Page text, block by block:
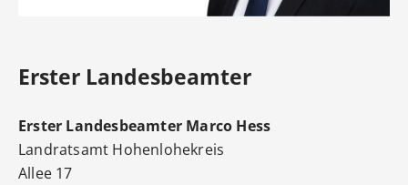
Erster Landesbeamter
Erster Landesbeamter Marco Hess
Landratsamt Hohenlohekreis
Allee 17